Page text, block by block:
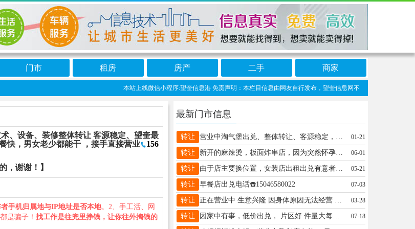
门市 租房 房产 二手 商家
本站上线微信小程序:望奎信息港 免责声明：本栏目信息由网友自行发布，望奎信息网不承担任何责任！提高
、设备、装修整体转让 客源稳定、望奎最
快，男女老少都能干 ，接手直接营业
156
，谢谢！】
手机归属地与IP地址是否本地。2、手工活、网
是骗子！ 找工作是往兜里挣钱，让你往外掏钱的
最新门市信息
转让 营业中淘气堡出兑、整体转让、客源稳定，人流量大、由于有其他生意实在经营不过来，接手即可营业、电话☎️13224555174 01-21
转让 新开的麻辣烫，板面炸串店，因为突然怀孕出兑了，心焦要回娘家呆着，所以出兑了15331955201 06-01
转让 由于店主要换位置，女装店出租出兑有意者联系13083333537 05-21
转让 早餐店出兑电话☎️15046580022 07-03
转让 正在营业中 生意兴隆 因身体原因无法经营 整体出兑 厂房（300平）+货+货源+客源（30年）+技术 价格面议 联系电话13125951260 03-28
转让 因家中有事，低价出兑， 片区好 件量大每天2000+ 发展空间大 发件多，位置好，店内取件智能化 电话18363177375 急转，诚心兑联系微信同步有意者面谈 07-18